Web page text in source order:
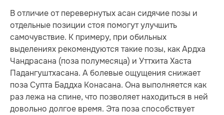
В отличие от перевернутых асан сидячие позы и
отдельные позиции стоя помогут улучшить
самочувствие. К примеру, при обильных
выделениях рекомендуются такие позы, как Ардха
Чандрасана (поза полумесяца) и Уттхита Хаста
Падангуштхасана. А болевые ощущения снижает
поза Супта Баддха Конасана. Она выполняется как
раз лежа на спине, что позволяет находиться в ней
довольно долгое время. Эта поза способствует